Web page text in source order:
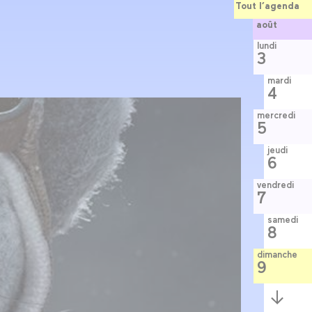
Tout l’agenda
août
lundi
3
mardi
4
mercredi
5
jeudi
6
vendredi
7
samedi
8
dimanche
9
Semaine
suivante